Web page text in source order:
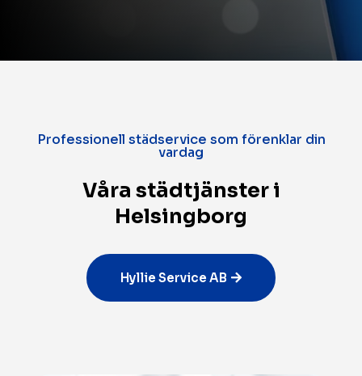
Professionell städservice som förenklar din
vardag
Våra städtjänster i
Helsingborg
Hyllie Service AB